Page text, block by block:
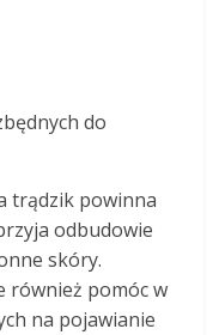
do
trądzik powinna
odbudowie
skóry.
również pomóc w
na pojawianie